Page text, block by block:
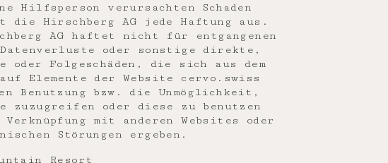
Hilfsperson verursachten Schaden
die Hirschberg AG jede Haftung aus.
AG haftet nicht für entgangenen
Datenverluste oder sonstige direkte,
oder Folgeschäden, die sich aus dem
Elemente der Website cervo.swiss
Benutzung bzw. die Unmöglichkeit,
zuzugreifen oder diese zu benutzen
Verknüpfung mit anderen Websites oder
Störungen ergeben.
Resort